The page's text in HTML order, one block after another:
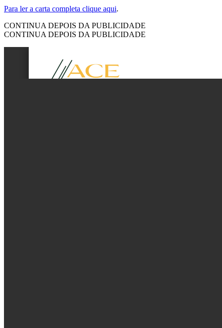
Para ler a carta completa clique aqui.
CONTINUA DEPOIS DA PUBLICIDADE
CONTINUA DEPOIS DA PUBLICIDADE